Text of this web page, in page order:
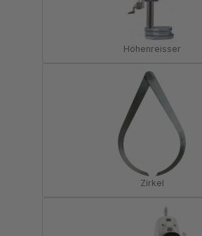
Höhenreisser
Zirkel